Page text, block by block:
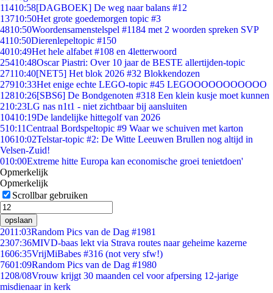
11410:58[DAGBOEK] De weg naar balans #12
13710:50Het grote goedemorgen topic #3
4810:50Woordensamenstelspel #1184 met 2 woorden spreken SVP
4110:50Dierenlepeltopic #150
4010:49Het hele alfabet #108 en 4letterwoord
25410:48Oscar Piastri: Over 10 jaar de BESTE allertijden-topic
27110:40[NET5] Het blok 2026 #32 Blokkendozen
27910:33Het enige echte LEGO-topic #45 LEGOOOOOOOOOOO
12810:26[SBS6] De Bondgenoten #318 Een klein kusje moet kunnen
210:23LG nas n1t1 - niet zichtbaar bij aansluiten
10410:19De landelijke hittegolf van 2026
510:11Centraal Bordspeltopic #9 Waar we schuiven met karton
10610:02Telstar-topic #2: De Witte Leeuwen Brullen nog altijd in
Velsen-Zuid!
010:00Extreme hitte Europa kan economische groei tenietdoen'
Opmerkelijk
Opmerkelijk
Scrollbar gebruiken
opslaan
2011:03Random Pics van de Dag #1981
2307:36MIVD-baas lekt via Strava routes naar geheime kazerne
1606:35VrijMiBabes #316 (not very sfw!)
7601:09Random Pics van de Dag #1980
1208/08Vrouw krijgt 30 maanden cel voor afpersing 12-jarige
misdienaar in kerk